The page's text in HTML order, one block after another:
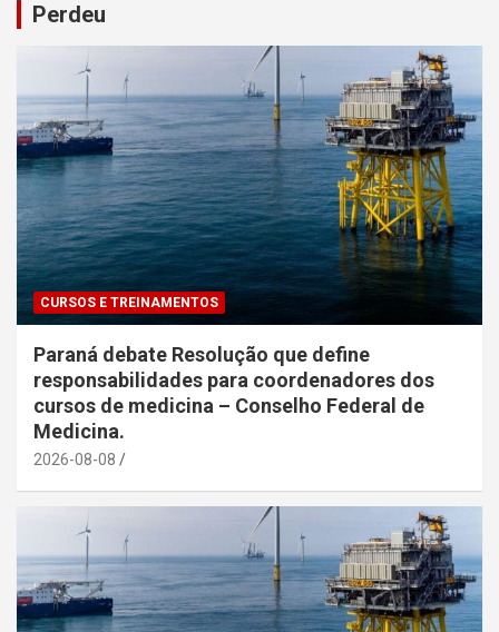
Perdeu
CURSOS E TREINAMENTOS
Paraná debate Resolução que define
responsabilidades para coordenadores dos
cursos de medicina – Conselho Federal de
Medicina.
2026-08-08